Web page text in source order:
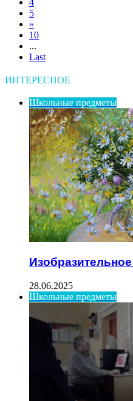
5
»
10
...
Last
ИНТЕРЕСНОЕ
Школьные предметы
28.06.2025
Школьные предметы